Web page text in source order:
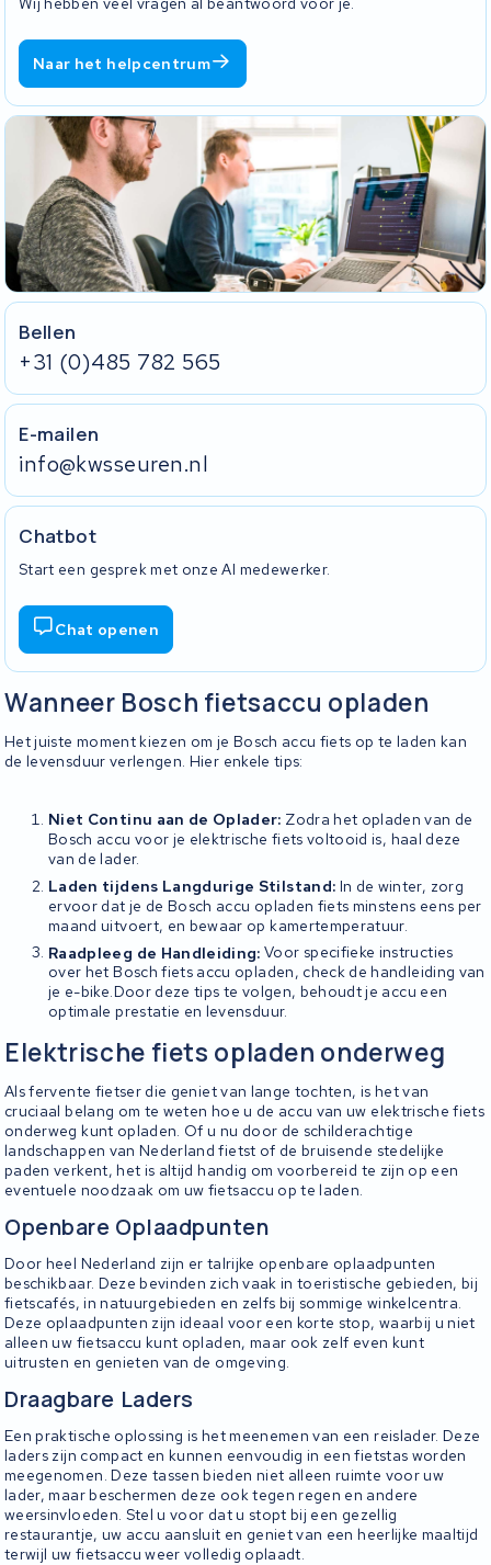
Naar het helpcentrum
Bellen
+31 (0)485 782 565
E-mailen
info@kwsseuren.nl
Chatbot
Start een gesprek met onze AI medewerker.
Chat openen
Wanneer Bosch fietsaccu opladen
Het juiste moment kiezen om je Bosch accu fiets op te laden kan
de levensduur verlengen. Hier enkele tips:
Niet Continu aan de Oplader: Zodra het opladen van de
Bosch accu voor je elektrische fiets voltooid is, haal deze
van de lader.
Laden tijdens Langdurige Stilstand: In de winter, zorg
ervoor dat je de Bosch accu opladen fiets minstens eens per
maand uitvoert, en bewaar op kamertemperatuur.
Raadpleeg de Handleiding: Voor specifieke instructies
over het Bosch fiets accu opladen, check de handleiding van
je e-bike.Door deze tips te volgen, behoudt je accu een
optimale prestatie en levensduur.
Elektrische fiets opladen onderweg
Als fervente fietser die geniet van lange tochten, is het van
cruciaal belang om te weten hoe u de accu van uw elektrische fiets
onderweg kunt opladen. Of u nu door de schilderachtige
landschappen van Nederland fietst of de bruisende stedelijke
paden verkent, het is altijd handig om voorbereid te zijn op een
eventuele noodzaak om uw fietsaccu op te laden.
Openbare Oplaadpunten
Door heel Nederland zijn er talrijke openbare oplaadpunten
beschikbaar. Deze bevinden zich vaak in toeristische gebieden, bij
fietscafés, in natuurgebieden en zelfs bij sommige winkelcentra.
Deze oplaadpunten zijn ideaal voor een korte stop, waarbij u niet
alleen uw fietsaccu kunt opladen, maar ook zelf even kunt
uitrusten en genieten van de omgeving.
Draagbare Laders
Een praktische oplossing is het meenemen van een reislader. Deze
laders zijn compact en kunnen eenvoudig in een fietstas worden
meegenomen. Deze tassen bieden niet alleen ruimte voor uw
lader, maar beschermen deze ook tegen regen en andere
weersinvloeden. Stel u voor dat u stopt bij een gezellig
restaurantje, uw accu aansluit en geniet van een heerlijke maaltijd
terwijl uw fietsaccu weer volledig oplaadt.